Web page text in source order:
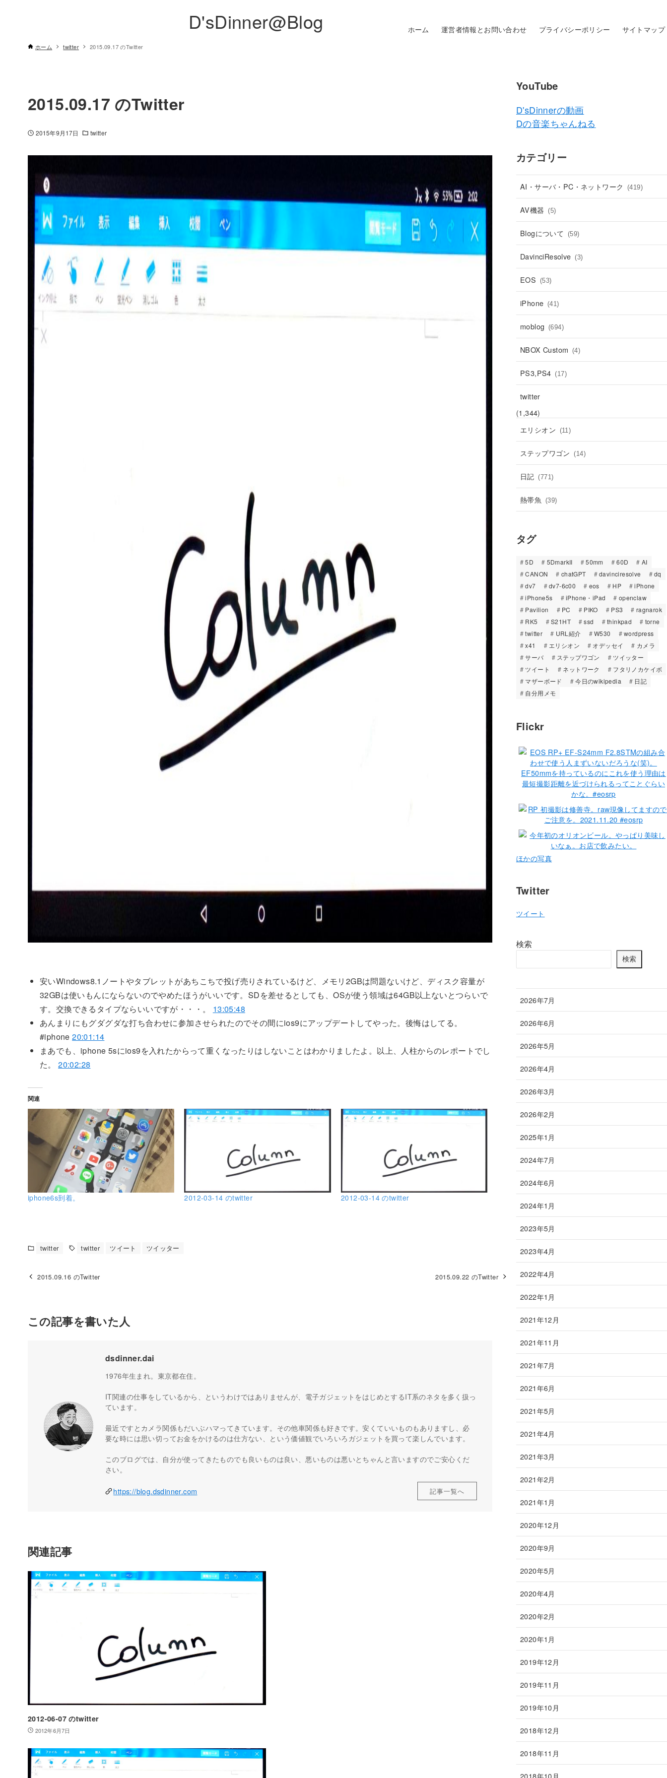
D'sDinner@Blog ホーム 運営者情報とお問い合わせ プライバシーポリシー サイトマップ
ホーム twitter 2015.09.17 のTwitter
2015.09.17 のTwitter
2015年9月17日 twitter
安いWindows8.1ノートやタブレットがあちこちで投げ売りされているけど、メモリ2GBは問題ないけど、ディスク容量が
32GBは使いもんにならないのでやめたほうがいいです。SDを差せるとしても、OSが使う領域は64GB以上ないとつらいで
す。交換できるタイプならいいですが・・・。 13:05:48
あんまりにもグダグダな打ち合わせに参加させられたのでその間にios9にアップデートしてやった。後悔はしてる。
#iphone20:01:14
まあでも、iphone 5sにios9を入れたからって重くなったりはしないことはわかりましたよ。以上、人柱からのレポートでし
た。20:02:28
関連
iphone6s到着。 2012-03-14 のtwitter 2012-03-14 のtwitter
twitter twitter ツイート ツイッター
2015.09.16 のTwitter 2015.09.22 のTwitter
この記事を書いた人
dsdinner.dai
1976年生まれ。東京都在住。
IT関連の仕事をしているから、というわけではありませんが、電子ガジェットをはじめとするIT系のネタを多く扱っ
ています。
最近ですとカメラ関係もだいぶハマってきています。その他車関係も好きです。安くていいものもありますし、必
要な時には思い切ってお金をかけるのは仕方ない、という価値観でいろいろガジェットを買って楽しんでいます。
このブログでは、自分が使ってきたものでも良いものは良い、悪いものは悪いとちゃんと言いますのでご安心くだ
さい。
https://blog.dsdinner.com 記事一覧へ
関連記事
2012-06-07 のtwitter
2012年6月7日
YouTube
D'sDinnerの動画
Dの音楽ちゃんねる
カテゴリー
AI・サーバ・PC・ネットワーク (419)
AV機器 (5)
Blogについて (59)
DavinciResolve (3)
EOS (53)
iPhone (41)
moblog (694)
NBOX Custom (4)
PS3,PS4 (17)
twitter
(1,344)
エリシオン (11)
ステップワゴン (14)
日記 (771)
熱帯魚 (39)
タグ
5D 5DmarkII 50mm 60D
AI
CANON
chatGPT davinciresolve
dq
dv7
dv7-6c00 eos HP
iPhone
iPhone5s
iPhone・iPad
openclaw
Pavilion
PC PIKO PS3
ragnarok
RK5
S21HT ssd thinkpad
torne
twitter
URL紹介 W530
wordpress
x41
エリシオン オデッセイ
カメラ
サーバ
ステップワゴン
ツイッター
ツイート
ネットワーク
フタリノカケイボ
マザーボード
今日のwikipedia
日記
自分用メモ
Flickr
ほかの写真
Twitter
ツイート
検索
検索
2026年7月
2026年6月
2026年5月
2026年4月
2026年3月
2026年2月
2025年1月
2024年7月
2024年6月
2024年1月
2023年5月
2023年4月
2022年4月
2022年1月
2021年12月
2021年11月
2021年7月
2021年6月
2021年5月
2021年4月
2021年3月
2021年2月
2021年1月
2020年12月
2020年9月
2020年5月
2020年4月
2020年2月
2020年1月
2019年12月
2019年11月
2019年10月
2018年12月
2018年11月
2018年10月